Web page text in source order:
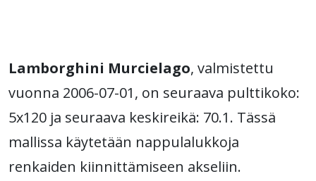
Lamborghini Murcielago, valmistettu
vuonna 2006-07-01, on seuraava pulttikoko:
5x120 ja seuraava keskireikä: 70.1. Tässä
mallissa käytetään nappulalukkoja
renkaiden kiinnittämiseen akseliin.